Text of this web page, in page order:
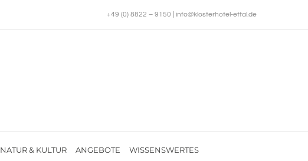
+49 (0) 8822 – 9150 |info@klosterhotel-ettal.de
NATUR & KULTUR ANGEBOTE WISSENSWERTES